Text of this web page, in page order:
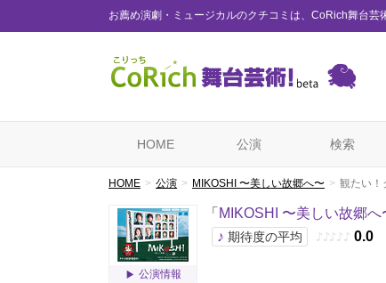
お薦め演劇・ミュージカルのクチコミは、CoRich舞台芸
HOME 公演 検索
HOME 公演 MIKOSHI 〜美しい故郷へ〜 観たい！
公演情報
「 MIKOSHI 〜美しい故郷へ
♪ 期待度の平均 ♪ ♪ ♪ ♪ ♪ 0.0